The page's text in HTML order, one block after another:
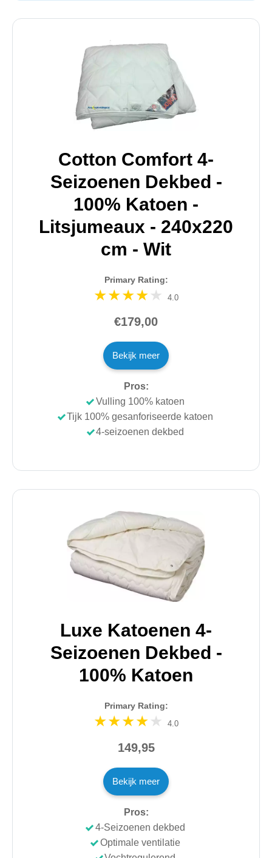
Cotton Comfort 4-
Seizoenen Dekbed -
100% Katoen -
Litsjumeaux - 240x220
cm - Wit
Primary Rating:
4.0
€179,00
Bekijk meer
Pros:
Vulling 100% katoen
Tijk 100% gesanforiseerde katoen
4-seizoenen dekbed
Luxe Katoenen 4-
Seizoenen Dekbed -
100% Katoen
Primary Rating:
4.0
149,95
Bekijk meer
Pros:
4-Seizoenen dekbed
Optimale ventilatie